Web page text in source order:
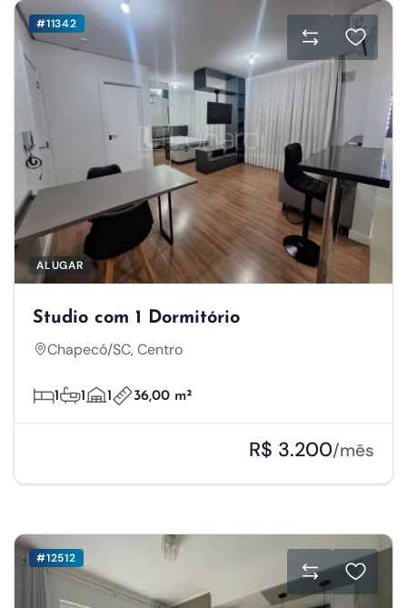
#11342
ALUGAR
Studio com 1 Dormitório
Chapecó/SC, Centro
1 1 1 36,00 m²
R$ 3.200/mês
#12512